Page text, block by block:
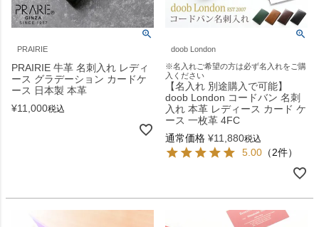
PRAIRIE
PRAIRIE 牛革 名刺入れ レディ
ース グラデーション カードケ
ース 日本製 本革
¥11,000税込
doob London
※名入れご希望の方は必ず名入れをご購
入ください
【名入れ 別途購入で可能】
doob London コードバン 名刺
入れ 本革 レディース カード ケ
ース 一枚革 4FC
通常価格 ¥11,880税込
5.00 （2件）